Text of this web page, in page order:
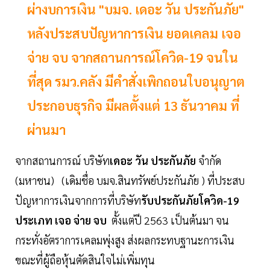
ผ่างบการเงิน "บมจ. เดอะ วัน ประกันภัย"
หลังประสบปัญหาการเงิน ยอดเคลม เจอ
จ่าย จบ จากสถานการณ์โควิด-19 จนใน
ที่สุด รมว.คลัง มีคำสั่งเพิกถอนใบอนุญาต
ประกอบธุรกิจ มีผลตั้งแต่ 13 ธันวาคม ที่
ผ่านมา
จากสถานการณ์ บริษัทเดอะ วัน ประกันภัย จำกัด
(มหาชน) (เดิมชื่อ บมจ.สินทรัพย์ประกันภัย ) ที่ประสบ
ปัญหาการเงินจากการที่บริษัทรับประกันภัยโควิด-19
ประเภท เจอ จ่าย จบ ตั้งแต่ปี 2563 เป็นต้นมา จน
กระทั่งอัตราการเคลมพุ่งสูง ส่งผลกระทบฐานะการเงิน
ขณะที่ผู้ถือหุ้นตัดสินใจไม่เพิ่มทุน